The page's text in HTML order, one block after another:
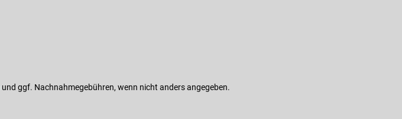
und ggf. Nachnahmegebühren, wenn nicht anders angegeben.